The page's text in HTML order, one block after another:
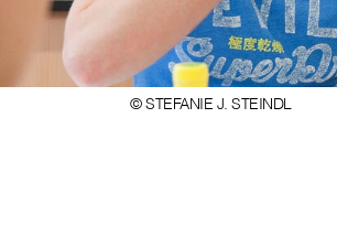
© STEFANIE J. STEINDL